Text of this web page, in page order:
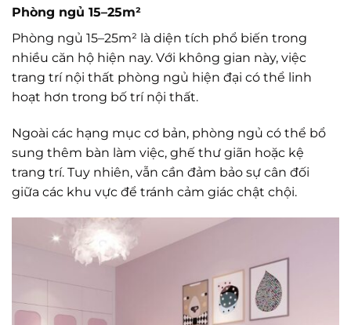
Phòng ngủ 15–25m²
Phòng ngủ 15–25m² là diện tích phổ biến trong
nhiều căn hộ hiện nay. Với không gian này, việc
trang trí nội thất phòng ngủ hiện đại có thể linh
hoạt hơn trong bố trí nội thất.
Ngoài các hạng mục cơ bản, phòng ngủ có thể bổ
sung thêm bàn làm việc, ghế thư giãn hoặc kệ
trang trí. Tuy nhiên, vẫn cần đảm bảo sự cân đối
giữa các khu vực để tránh cảm giác chật chội.